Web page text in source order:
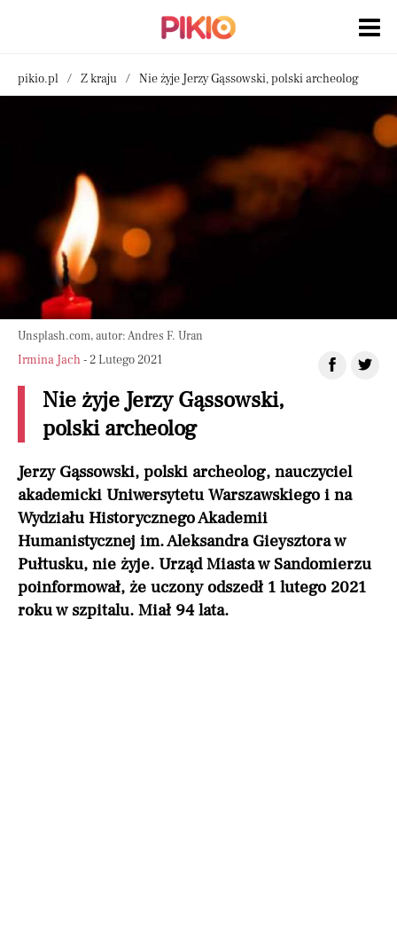
pikio.pl Z kraju Nie żyje Jerzy Gąssowski, polski archeolog
Unsplash.com, autor: Andres F. Uran
Irmina Jach- 2 Lutego 2021
Nie żyje Jerzy Gąssowski,
polski archeolog
Jerzy Gąssowski, polski archeolog, nauczyciel
akademicki Uniwersytetu Warszawskiego i na
Wydziału Historycznego Akademii
Humanistycznej im. Aleksandra Gieysztora w
Pułtusku, nie żyje. Urząd Miasta w Sandomierzu
poinformował, że uczony odszedł 1 lutego 2021
roku w szpitalu. Miał 94 lata.